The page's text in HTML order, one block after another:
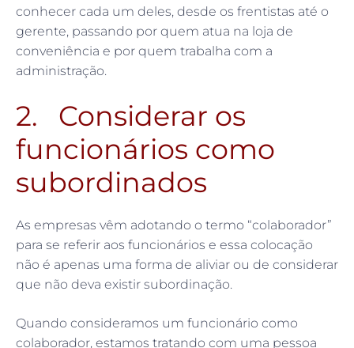
conhecer cada um deles, desde os frentistas até o
gerente, passando por quem atua na loja de
conveniência e por quem trabalha com a
administração.
2. Considerar os
funcionários como
subordinados
As empresas vêm adotando o termo “colaborador”
para se referir aos funcionários e essa colocação
não é apenas uma forma de aliviar ou de considerar
que não deva existir subordinação.
Quando consideramos um funcionário como
colaborador, estamos tratando com uma pessoa